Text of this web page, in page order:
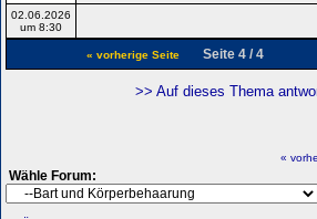
02.06.2026
um 8:30
« vorherige SeiteSeite 4 / 4
>> Auf dieses Thema
«
Wähle Forum: